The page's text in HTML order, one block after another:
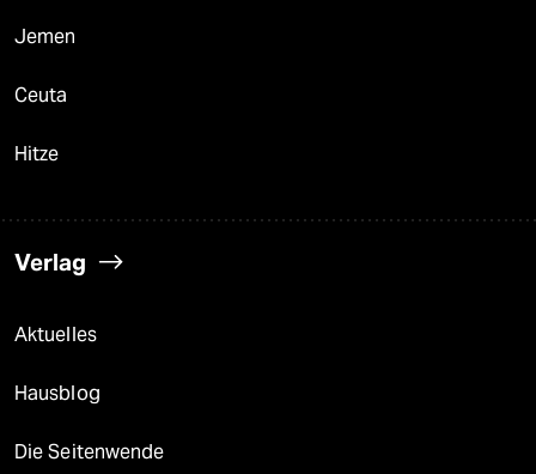
Jemen
Ceuta
Hitze
Verlag
Aktuelles
Hausblog
Die Seitenwende